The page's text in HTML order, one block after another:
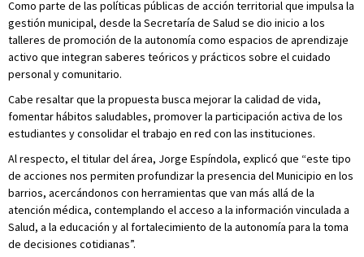
Como parte de las políticas públicas de acción territorial que impulsa la
gestión municipal, desde la Secretaría de Salud se dio inicio a los
talleres de promoción de la autonomía como espacios de aprendizaje
activo que integran saberes teóricos y prácticos sobre el cuidado
personal y comunitario.
Cabe resaltar que la propuesta busca mejorar la calidad de vida,
fomentar hábitos saludables, promover la participación activa de los
estudiantes y consolidar el trabajo en red con las instituciones.
Al respecto, el titular del área, Jorge Espíndola, explicó que “este tipo
de acciones nos permiten profundizar la presencia del Municipio en los
barrios, acercándonos con herramientas que van más allá de la
atención médica, contemplando el acceso a la información vinculada a
Salud, a la educación y al fortalecimiento de la autonomía para la toma
de decisiones cotidianas”.